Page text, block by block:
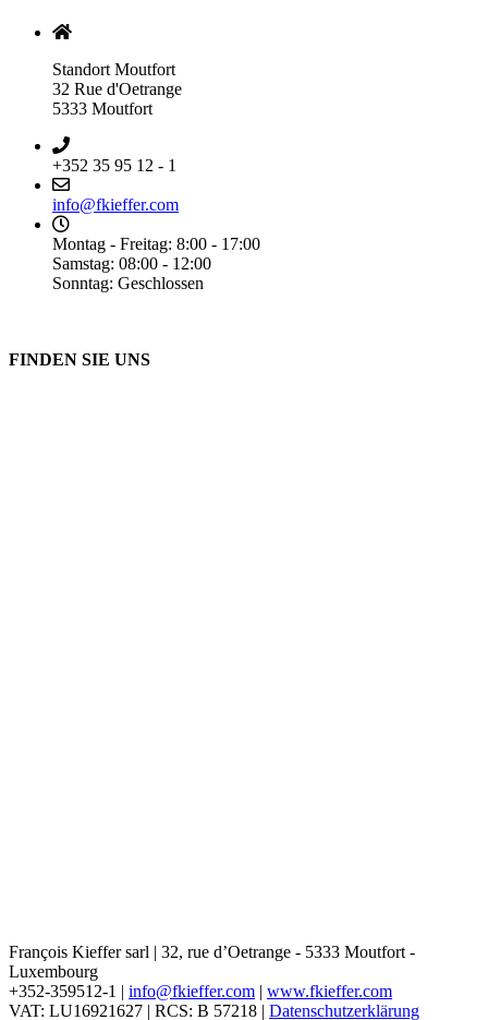
Standort Moutfort
32 Rue d'Oetrange
5333 Moutfort
+352 35 95 12 - 1
info@fkieffer.com
Montag - Freitag: 8:00 - 17:00
Samstag: 08:00 - 12:00
Sonntag: Geschlossen
FINDEN SIE UNS
François Kieffer sarl | 32, rue d’Oetrange - 5333 Moutfort -
Luxembourg
+352-359512-1 | info@fkieffer.com | www.fkieffer.com
VAT: LU16921627 | RCS: B 57218 | Datenschutzerklärung